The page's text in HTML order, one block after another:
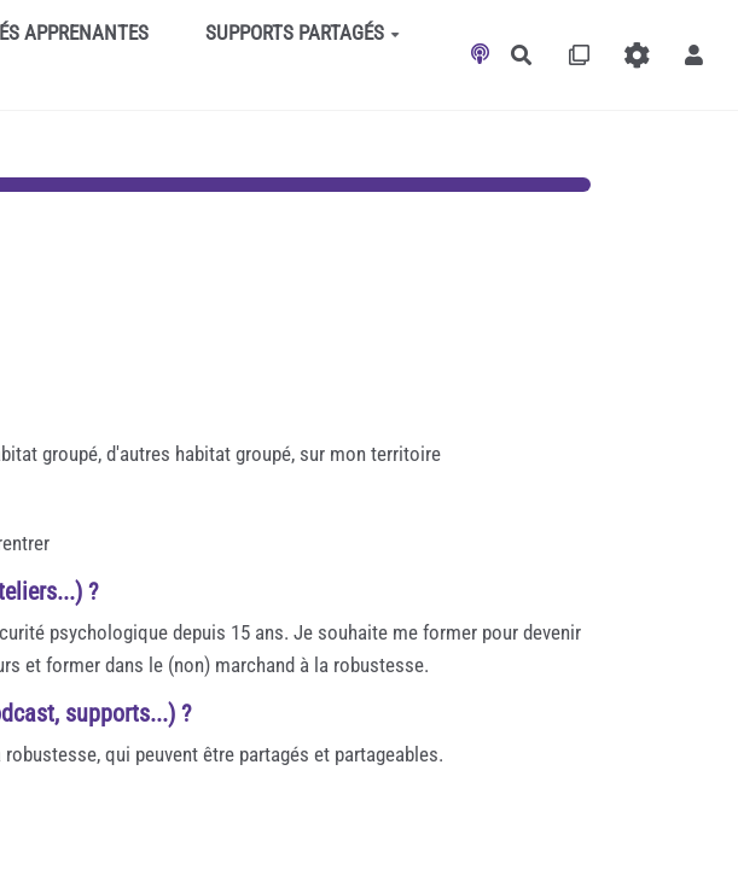
APPRENANTES
SUPPORTS PARTAGÉS
Rechercher
groupé, d'autres habitat groupé, sur mon territoire
?
psychologique depuis 15 ans. Je souhaite me former pour devenir
et former dans le (non) marchand à la robustesse.
supports...) ?
qui peuvent être partagés et partageables.